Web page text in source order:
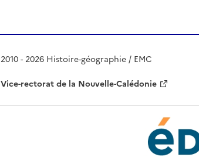
2010 - 2026 Histoire-géographie / EMC
Vice-rectorat de la Nouvelle-Calédonie